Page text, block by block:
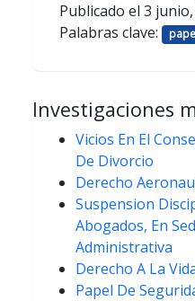
Publicado el 3
Palabras clave:
Investigaciones
Vicios En El
De Divorcio
Derecho
Suspension
Abogados, En
Administrativa
Derecho A La
Papel De